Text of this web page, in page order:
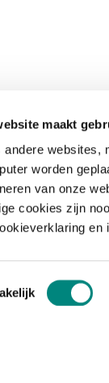
maakt
andere websites,
worden
van onze
cookies zijn
en